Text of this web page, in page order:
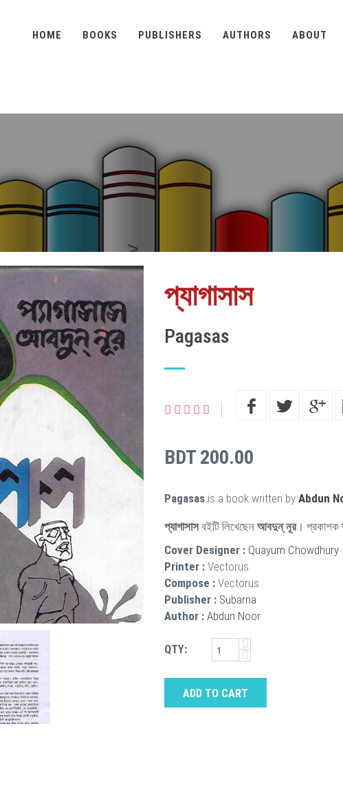
HOME BOOKS PUBLISHERS AUTHORS ABOUT
প্যাগাসাস
Pagasas
BDT 200.00
Pagasas is a book written by Abdun
প্যাগাসাসবইটি লিখেছেন আবদুন্ নূর। প্রকাশক
Cover Designer : Quayum Chowdhury
Printer : Vectorus
Compose : Vectorus
Publisher : Subarna
Author : Abdun Noor
QTY:
ADD TO CART